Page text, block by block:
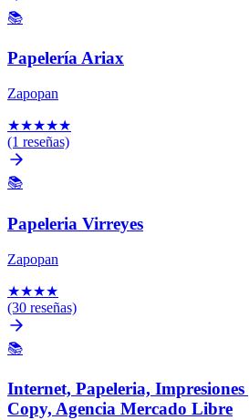
📚
Papelería Ariax
Zapopan
★★★★★
(1 reseñas)
📚
Papeleria Virreyes
Zapopan
★★★★
(30 reseñas)
📚
Internet, Papeleria,
Copy, Agencia Mercado Libre